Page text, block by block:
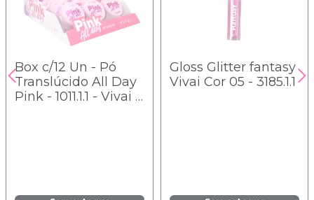
Box c/12 Un - Pó
Translúcido All Day
Pink - 1011.1.1 - Vivai /
Gloss Glitter fantasy
Vivai Cor 05 - 3185.1.1